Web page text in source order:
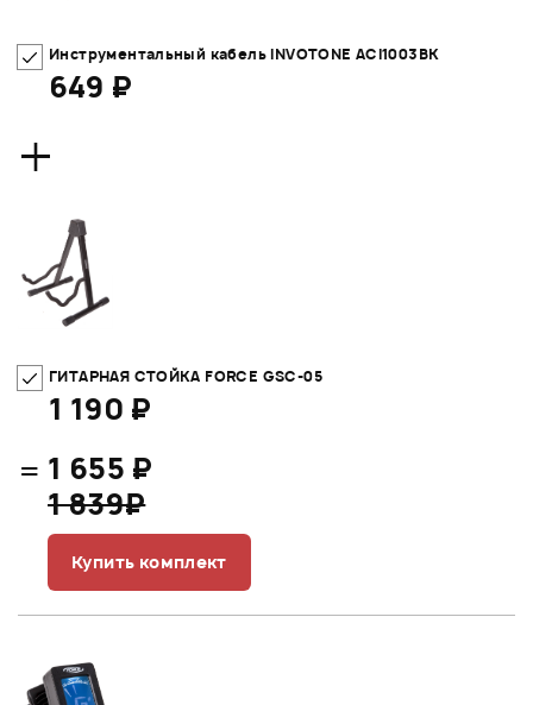
Инструментальный кабель INVOTONE ACI1003BK
649 ₽
+
ГИТАРНАЯ СТОЙКА FORCE GSC-05
1 190 ₽
= 1 655 ₽
1 839₽
Купить комплект